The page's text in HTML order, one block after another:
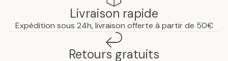
Livraison rapide
Expédition sous 24h, livraison offerte à partir de 50€
Retours gratuits